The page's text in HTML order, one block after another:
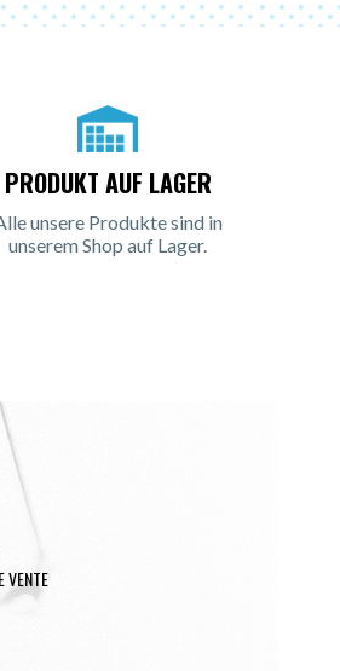
PRODUKT AUF LAGER
unsere Produkte sind in
unserem Shop auf Lager.
VENTE